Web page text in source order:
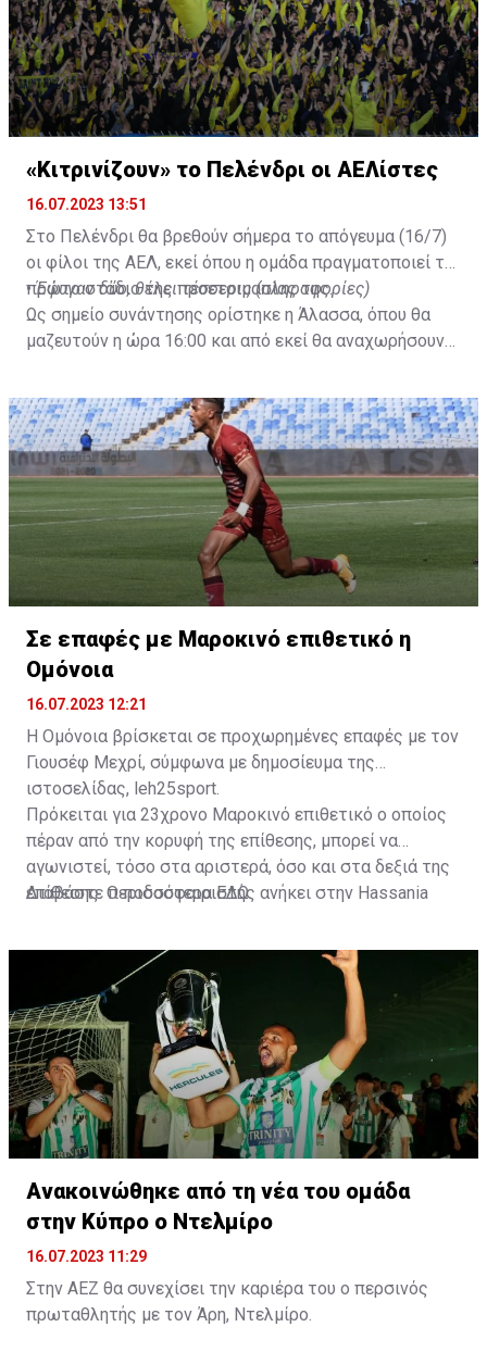
«Κιτρινίζουν» το Πελένδρι οι ΑΕΛίστες
16.07.2023 13:51
Στο Πελένδρι θα βρεθούν σήμερα το απόγευμα (16/7)
οι φίλοι της ΑΕΛ, εκεί όπου η ομάδα πραγματοποιεί το
πρώτο στάδιο της προετοιμασίας της.
•Έφυγαν δύο, θέλει τέσσερις (πληροφορίες)
Ως σημείο συνάντησης ορίστηκε η Άλασσα, όπου θα
μαζευτούν η ώρα 16:00 και από εκεί θα αναχωρήσουν
δώοσυν το παρών τους στην απογευματινή προπόνηση
της ομάδας.
Σε επαφές με Μαροκινό επιθετικό η
Ομόνοια
16.07.2023 12:21
Η Ομόνοια βρίσκεται σε προχωρημένες επαφές με τον
Γιουσέφ Μεχρί, σύμφωνα με δημοσίευμα της
ιστοσελίδας, leh25sport.
Πρόκειται για 23χρονο Μαροκινό επιθετικό ο οποίος
πέραν από την κορυφή της επίθεσης, μπορεί να
αγωνιστεί, τόσο στα αριστερά, όσο και στα δεξιά της
επίθεσης. Ο ποδοσφαιριστής ανήκει στην Hassania
2026.
Διαβάστε περισσότεραΕΔΩ.
Ανακοινώθηκε από τη νέα του ομάδα
στην Κύπρο ο Ντελμίρο
16.07.2023 11:29
Στην ΑΕΖ θα συνεχίσει την καριέρα του ο περσινός
πρωταθλητής με τον Άρη, Ντελμίρο.